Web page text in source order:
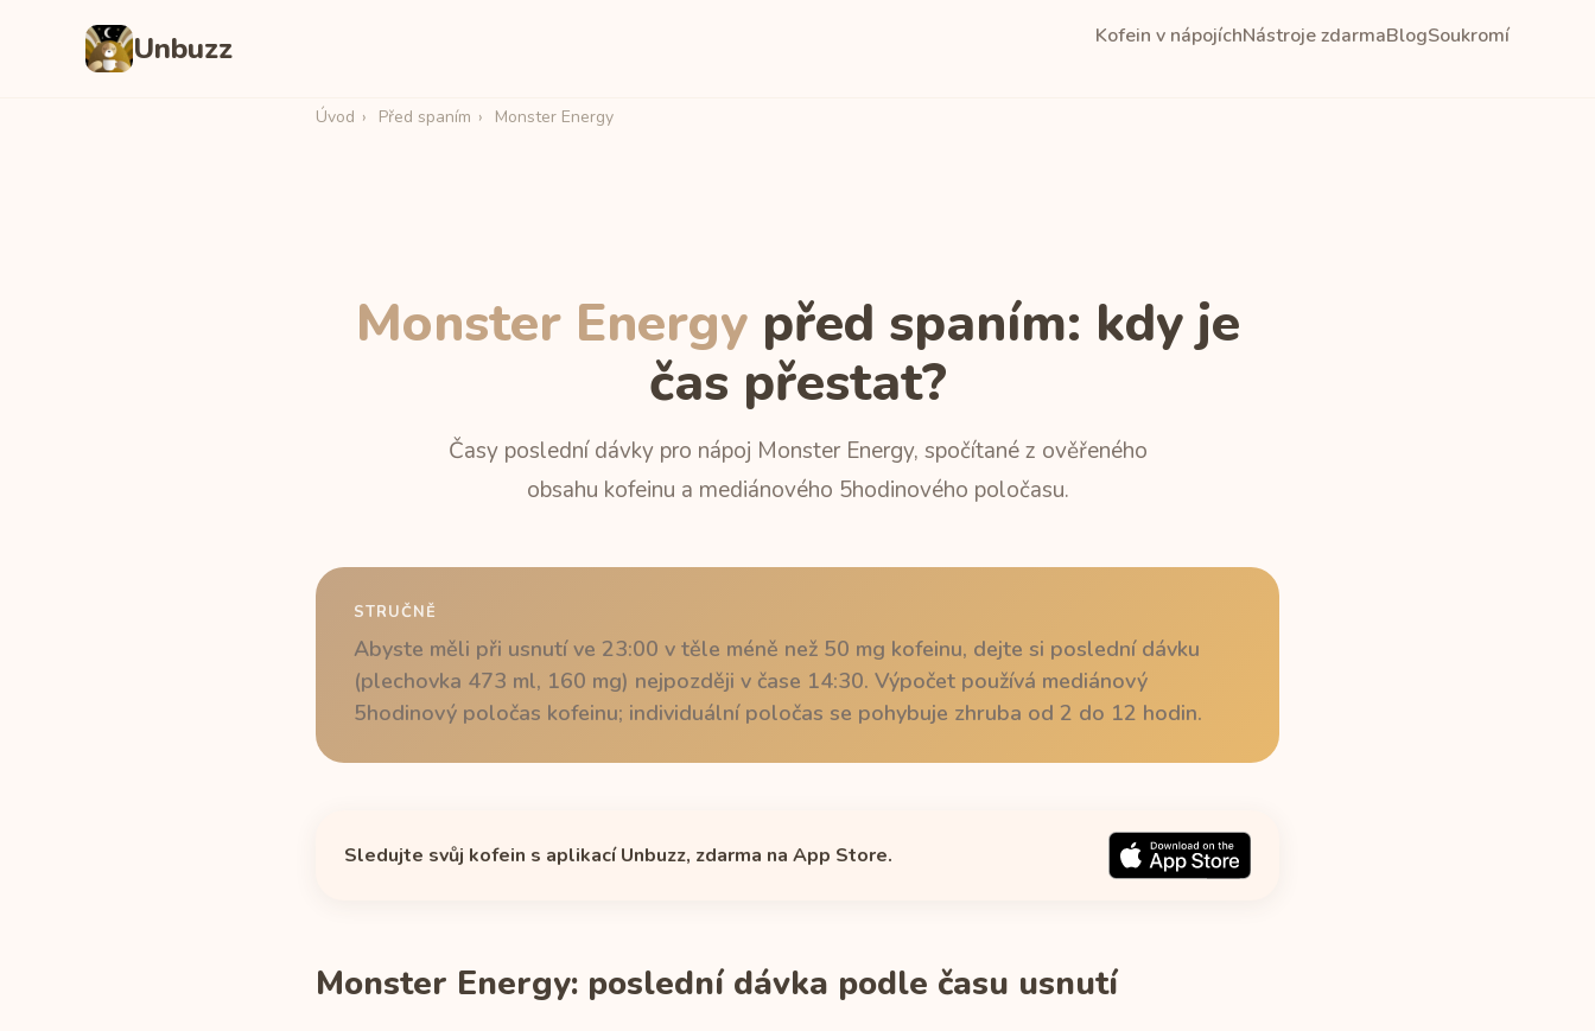
Unbuzz Kofein v nápojíchNástroje zdarmaBlogSoukromí
Úvod › Před spaním › Monster Energy
Monster Energypřed spaním: kdy je
čas přestat?
Časy poslední dávky pro nápoj Monster Energy, spočítané z ověřeného
obsahu kofeinu a mediánového 5hodinového poločasu.
STRUČNĚ
Abyste měli při usnutí ve 23:00 v těle méně než 50 mg kofeinu, dejte si poslední dávku
(plechovka 473 ml, 160 mg) nejpozději v čase 14:30. Výpočet používá mediánový
5hodinový poločas kofeinu; individuální poločas se pohybuje zhruba od 2 do 12 hodin.
Sledujte svůj kofein s aplikací Unbuzz, zdarma na App Store.
Monster Energy: poslední dávka podle času usnutí